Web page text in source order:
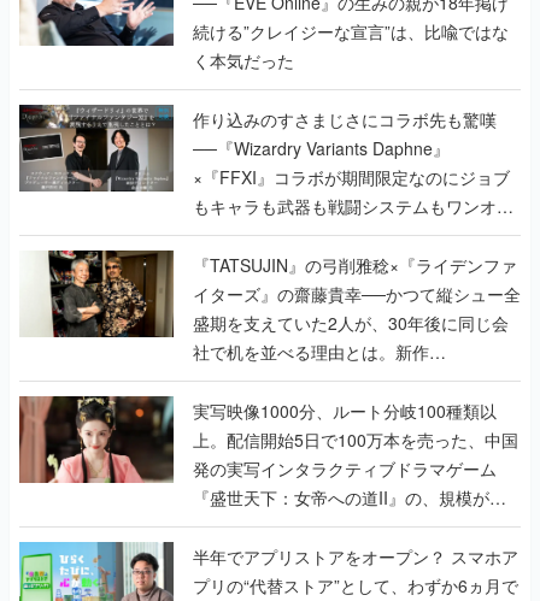
作り込みのすさまじさにコラボ先も驚嘆
──『Wizardry Variants Daphne』
×『FFXI』コラボが期間限定なのにジョブ
もキャラも武器も戦闘システムもワンオフ
で作り込まれた理由を両ディレクターに聞
く
『TATSUJIN』の弓削雅稔×『ライデンファ
イターズ』の齋藤貴幸──かつて縦シュー全
盛期を支えていた2人が、30年後に同じ会
社で机を並べる理由とは。新作
『TATSUJIN EXTREME』で初タッグを組
んだレジェンド2人に訊く開発秘話
実写映像1000分、ルート分岐100種類以
上。配信開始5日で100万本を売った、中国
発の実写インタラクティブドラマゲーム
『盛世天下：女帝への道II』の、規模が違
うこだわりをプロデューサーに聞いた
半年でアプリストアをオープン？ スマホア
プリの“代替ストア”として、わずか6ヵ月で
国内向けローンチを行った発見型ストア
『あっぷアリーナ！』仕掛け人に話を聞い
てみた
インタビューの記事一覧